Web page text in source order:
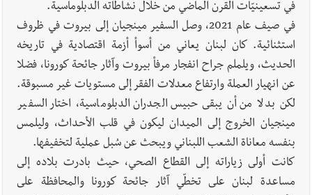
في تسعينيّات القرن الماضي من خلال نشاطاته الدبلوماسية.
في صيف عام 2021، وصل السفير مينجيان إلى بيروت في ظروف
استثنائية. كان لبنان يعاني من أسوأ أزمة اقتصادية في تاريخه
الحديث، ويلملم جراح انفجار مرفأ بيروت وآثار جائحة كورونا، فضلا
عن انهيار العملة وارتفاع معدلات الفقر إلى مستويات غير مسبوقة.
لكن بدلا من أن يبقى حبيس الجدران الدبلوماسية، اختار السفير
مينجيان الخروج إلى الميدان ليكون في قلب الأحداث، وليلمس
بنفسه معاناة الشعب اللبناني ويبحث عن سُبل عملية لتخفيفها.
كانت أولى زياراته إلى القطاع الصحي، حيث بادرت بلاده إلى
مساعدة لبنان على تخطّي آثار جائحة كورونا والمحافظة على